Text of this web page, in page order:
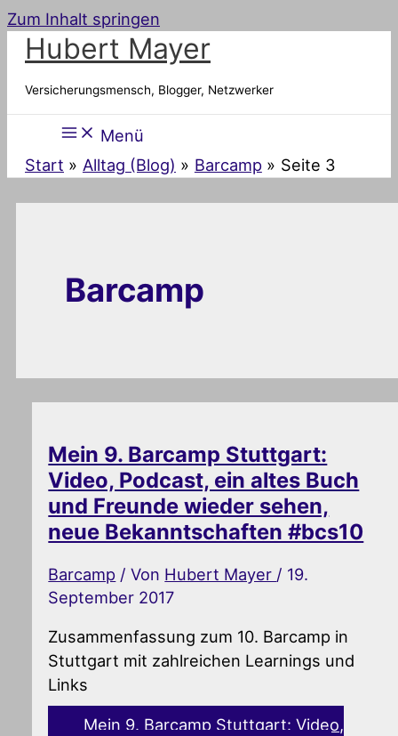
Zum Inhalt springen
Hubert Mayer
Versicherungsmensch, Blogger, Netzwerker
Menü
Start
Alltag (Blog) Barcamp Seite 3
Barcamp
Mein 9. Barcamp Stuttgart:
Video, Podcast, ein altes Buch
und Freunde wieder sehen,
neue Bekanntschaften #bcs10
Barcamp / Von Hubert Mayer / 19.
September 2017
Zusammenfassung zum 10. Barcamp in
Stuttgart mit zahlreichen Learnings und
Links
Mein 9. Barcamp Stuttgart: Video,